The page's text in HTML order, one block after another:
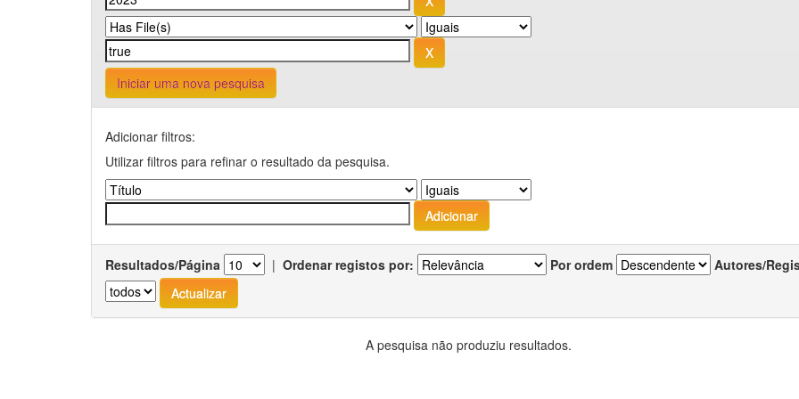
Iniciar uma nova pesquisa
Adicionar filtros:
Utilizar filtros para refinar o resultado da pesquisa.
Resultados/Página | Ordenar registos por: Por ordem Autores/
A pesquisa não produziu resultados.